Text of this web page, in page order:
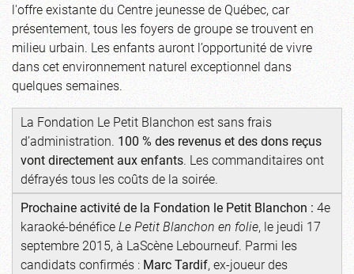
l'offre existante du Centre jeunesse de Québec, car
présentement, tous les foyers de groupe se trouvent en
milieu urbain. Les enfants auront l’opportunité de vivre
dans cet environnement naturel exceptionnel dans
quelques semaines.
La Fondation Le Petit Blanchon est sans frais
d’administration. 100 % des revenus et des dons reçus
vont directement aux enfants. Les commanditaires ont
défrayés tous les coûts de la soirée.
Prochaine activité de la Fondation le Petit Blanchon : 4e
karaoké-bénéficeLe Petit Blanchon en folie, le jeudi 17
septembre 2015, à LaScène Lebourneuf. Parmi les
candidats confirmés : Marc Tardif, ex-joueur des